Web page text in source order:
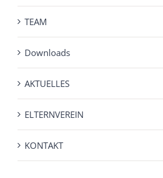
TEAM
Downloads
AKTUELLES
ELTERNVEREIN
KONTAKT